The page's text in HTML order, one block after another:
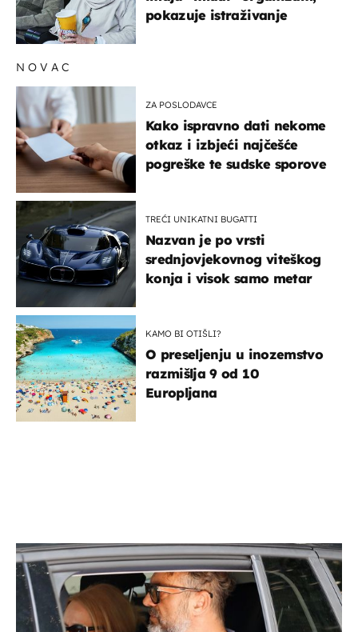
pokazuje istraživanje
NOVAC
ZA POSLODAVCE
Kako ispravno dati nekome
otkaz i izbjeći najčešće
pogreške te sudske sporove
TREĆI UNIKATNI BUGATTI
Nazvan je po vrsti
srednjovjekovnog viteškog
konja i visok samo metar
KAMO BI OTIŠLI?
O preseljenju u inozemstvo
razmišlja 9 od 10
Europljana